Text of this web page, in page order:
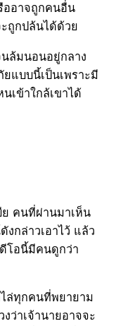
ออาจถูกคนอื่น
ถูกปล้นได้ด้วย
ล้มนอนอยู่กลาง
ยแบบนี้เป็นเพราะมี
เข้าใกล้เขาได้
ย คนที่ผ่านมาเห็น
กล่าวเอาไว้ แล้ว
โอนี้มีคนดูกว่า
ไล่ทุกคนที่พยายาม
ว่าเจ้านายอาจจะ